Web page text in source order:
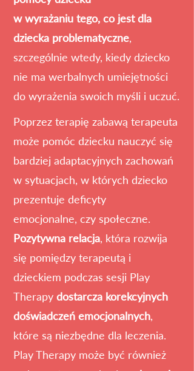
w wyrażaniu tego, co jest dla
dziecka problematyczne,
szczególnie wtedy, kiedy dziecko
nie ma werbalnych umiejętności
do wyrażenia swoich myśli i uczuć.
Poprzez terapię zabawą terapeuta
może pomóc dziecku nauczyć się
bardziej adaptacyjnych zachowań
w sytuacjach, w których dziecko
prezentuje deficyty
emocjonalne, czy społeczne.
Pozytywna relacja, która rozwija
się pomiędzy terapeutą i
dzieckiem podczas sesji Play
Therapy dostarcza korekcyjnych
doświadczeń emocjonalnych,
które są niezbędne dla leczenia.
Play Therapy może być również